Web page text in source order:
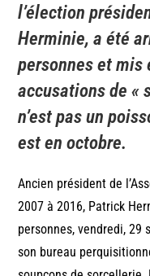
l’élection
Herminie, a été
personnes et mis
accusations de «
n’est pas un
est en octobre.
Ancien président de
2007 à 2016, Patrick
personnes, vendredi, 29
son bureau